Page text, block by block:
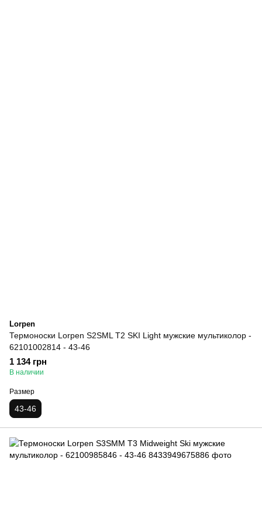
Lorpen
Термоноски Lorpen S2SML T2 SKI Light мужские мультиколор -
62101002814 - 43-46
1 134 грн
В наличии
Размер
43-46